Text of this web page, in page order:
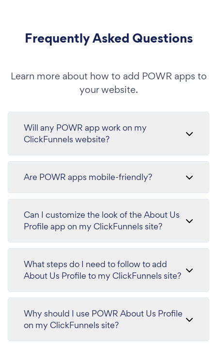
Frequently Asked Questions
Learn more about how to add POWR apps to
your website.
Will any POWR app work on my
ClickFunnels website?
Are POWR apps mobile-friendly?
Can I customize the look of the About Us
Profile app on my ClickFunnels site?
What steps do I need to follow to add
About Us Profile to my ClickFunnels site?
Why should I use POWR About Us Profile
on my ClickFunnels site?